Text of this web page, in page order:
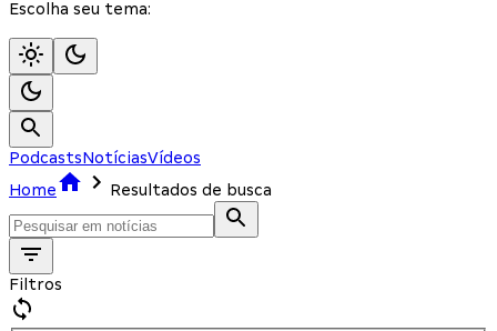
Escolha seu tema:
PodcastsNotíciasVídeos
Home
Resultados de busca
Filtros